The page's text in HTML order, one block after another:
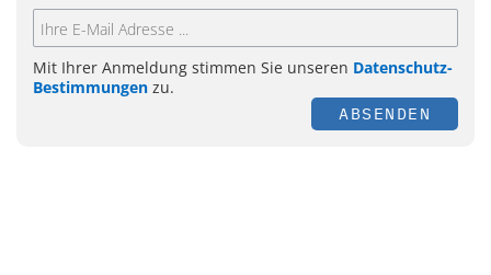
Mit Ihrer Anmeldung stimmen Sie unseren Datenschutz-
Bestimmungen zu.
ABSENDEN